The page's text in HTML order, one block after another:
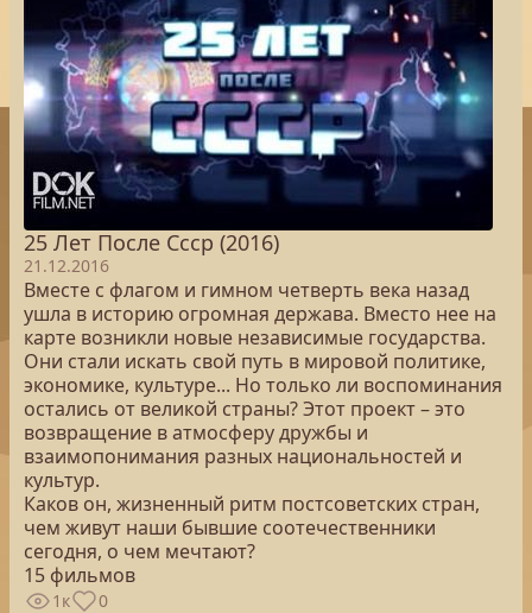
25 Лет После Cccр (2016)
21.12.2016
Вместе с флагом и гимном четверть века назад
ушла в историю огромная держава. Вместо нее на
карте возникли новые независимые государства.
Они стали искать свой путь в мировой политике,
экономике, культуре... Но только ли воспоминания
остались от великой страны? Этот проект – это
возвращение в атмосферу дружбы и
взаимопонимания разных национальностей и
культур.
Каков он, жизненный ритм постсоветских стран,
чем живут наши бывшие соотечественники
сегодня, о чем мечтают?
15 фильмов
1к 0